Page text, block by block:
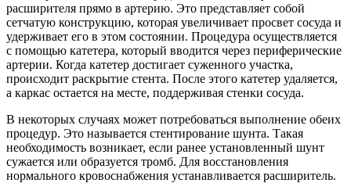
расширителя прямо в артерию. Это представляет собой
сетчатую конструкцию, которая увеличивает просвет сосуда и
удерживает его в этом состоянии. Процедура осуществляется
с помощью катетера, который вводится через периферические
артерии. Когда катетер достигает суженного участка,
происходит раскрытие стента. После этого катетер удаляется,
а каркас остается на месте, поддерживая стенки сосуда.
В некоторых случаях может потребоваться выполнение обеих
процедур. Это называется стентирование шунта. Такая
необходимость возникает, если ранее установленный шунт
сужается или образуется тромб. Для восстановления
нормального кровоснабжения устанавливается расширитель.